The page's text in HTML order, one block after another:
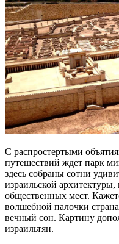
С распростертыми
путешествий ждет парк
здесь собраны сотни
израильской
общественных мест.
волшебной палочки
вечный сон. Картину
израильтян.